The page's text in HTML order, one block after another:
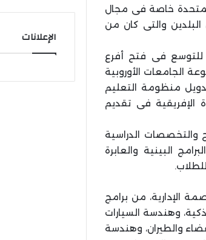
المتحدة خاصة فى مجال
البلدين والتى كان من
للتوسع فى فتح أفرع
الجامعات الأوروبية
منظومة التعليم
الإفريقية فى تقديم
والتخصصات الدراسية
البينية والعابرة
الإدارية، من برامج
وهندسة السيارات
والطيران، وهندسة
الإعلانات